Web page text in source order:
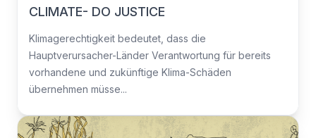
CLIMATE- DO JUSTICE
Klimagerechtigkeit bedeutet, dass die
Hauptverursacher-Länder Verantwortung für bereits
vorhandene und zukünftige Klima-Schäden
übernehmen müsse...